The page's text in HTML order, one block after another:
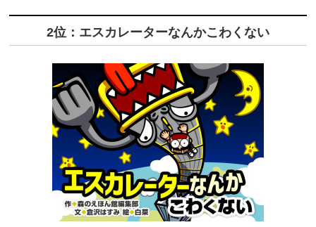
2位：エスカレーターなんかこわくない